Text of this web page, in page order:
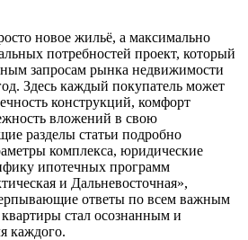
новое жильё, а максимально
потребностей проект, который
запросам рынка недвижимости
Здесь каждый покупатель может
конструкций, комфорт
вложений в свою
разделы статьи подробно
комплекса, юридические
ипотечных программ
и Дальневосточная»,
ответы по всем важным
стал осознанным и
каждого.